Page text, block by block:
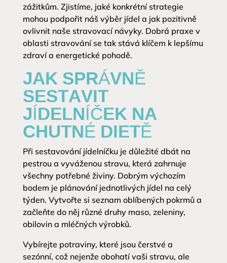
zážitkům. Zjistíme, jaké konkrétní strategie
mohou podpořit náš výběr jídel a jak pozitivně
ovlivnit naše stravovací návyky. Dobrá praxe v
oblasti stravování se tak stává klíčem k lepšímu
zdraví a energetické pohodě.
JAK SPRÁVNĚ
SESTAVIT
JÍDELNÍČEK NA
CHUTNÉ DIETĚ
Při sestavování jídelníčku je důležité dbát na
pestrou a vyváženou stravu, která zahrnuje
všechny potřebné živiny. Dobrým výchozím
bodem je plánování jednotlivých jídel na celý
týden. Vytvořte si seznam oblíbených pokrmů a
začleňte do něj různé druhy maso, zeleniny,
obilovin a mléčných výrobků.
Vybírejte potraviny, které jsou čerstvé a
sezónní, což nejenže obohatí vaši stravu, ale